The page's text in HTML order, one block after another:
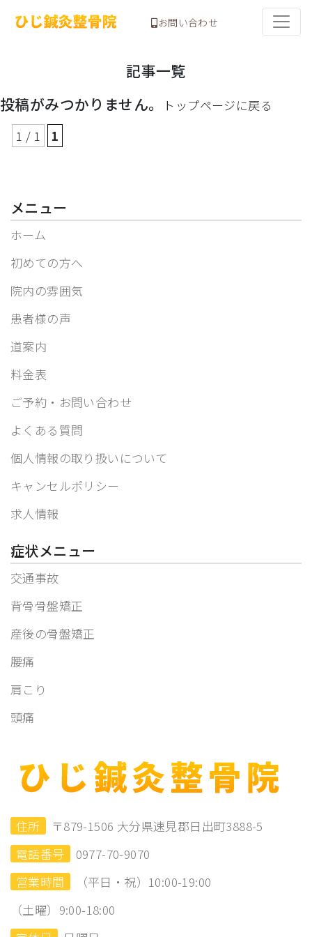
お問い合わせ
記事一覧
投稿がみつかりません。
トップページに戻る
1 / 1
1
メニュー
ホーム
初めての方へ
院内の雰囲気
患者様の声
道案内
料金表
ご予約・お問い合わせ
よくある質問
個人情報の取り扱いについて
キャンセルポリシー
求人情報
症状メニュー
交通事故
背骨骨盤矯正
産後の骨盤矯正
腰痛
肩こり
頭痛
住所
〒879-1506 大分県速見郡日出町3888-5
電話番号
0977-70-9070
営業時間
（平日・祝）10:00-19:00
（土曜）9:00-18:00